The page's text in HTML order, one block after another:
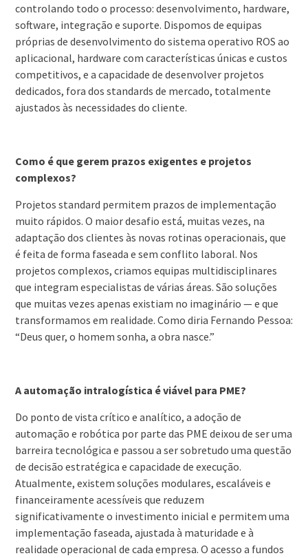
controlando todo o processo: desenvolvimento, hardware,
software, integração e suporte. Dispomos de equipas
próprias de desenvolvimento do sistema operativo ROS ao
aplicacional, hardware com características únicas e custos
competitivos, e a capacidade de desenvolver projetos
dedicados, fora dos standards de mercado, totalmente
ajustados às necessidades do cliente.
Como é que gerem prazos exigentes e projetos
complexos?
Projetos standard permitem prazos de implementação
muito rápidos. O maior desafio está, muitas vezes, na
adaptação dos clientes às novas rotinas operacionais, que
é feita de forma faseada e sem conflito laboral. Nos
projetos complexos, criamos equipas multidisciplinares
que integram especialistas de várias áreas. São soluções
que muitas vezes apenas existiam no imaginário — e que
transformamos em realidade. Como diria Fernando Pessoa:
“Deus quer, o homem sonha, a obra nasce.”
A automação intralogística é viável para PME?
Do ponto de vista crítico e analítico, a adoção de
automação e robótica por parte das PME deixou de ser uma
barreira tecnológica e passou a ser sobretudo uma questão
de decisão estratégica e capacidade de execução.
Atualmente, existem soluções modulares, escaláveis e
financeiramente acessíveis que reduzem
significativamente o investimento inicial e permitem uma
implementação faseada, ajustada à maturidade e à
realidade operacional de cada empresa. O acesso a fundos